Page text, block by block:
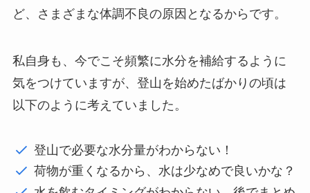
ど、さまざまな体調不良の原因となるからです。
私自身も、今でこそ頻繁に水分を補給するように
気をつけていますが、登山を始めたばかりの頃は
以下のように考えていました。
登山で必要な水分量がわからない！
荷物が重くなるから、水は少なめで良いかな？